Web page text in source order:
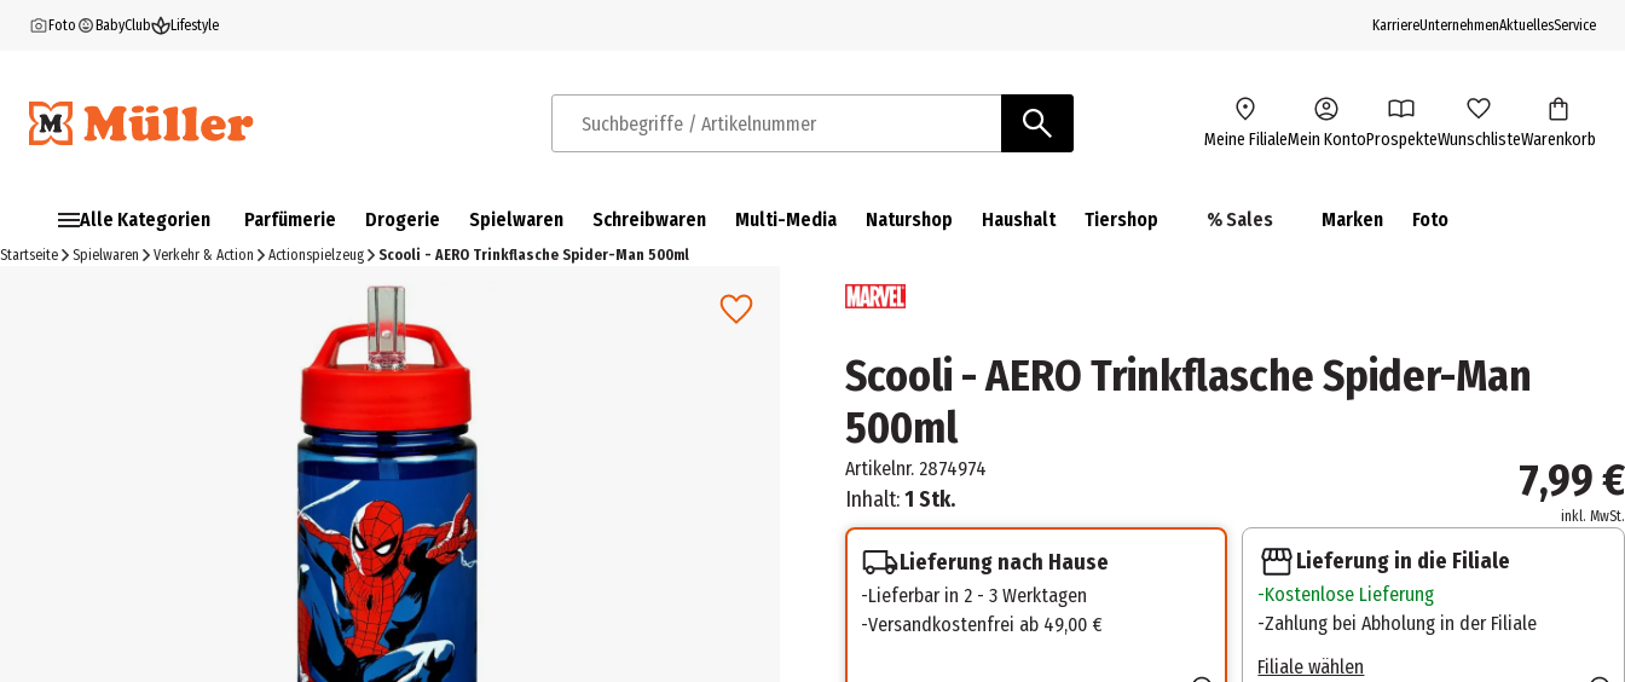
Foto BabyClub Lifestyle KarriereUnternehmenAktuellesService
Suchbegriffe / Artikelnummer Meine FilialeMein KontoProspekteWunschlisteWarenkorb
Alle Kategorien Parfümerie Drogerie Spielwaren Schreibwaren Multi-Media Naturshop Haushalt Tiershop % Sales Marken Foto
Startseite Spielwaren Verkehr & Action Actionspielzeug Scooli - AERO Trinkflasche Spider-Man 500ml
Scooli - AERO Trinkflasche Spider-Man
500ml
Artikelnr. 2874974
Inhalt:1 Stk. 7,99 €
inkl. MwSt.
Lieferung nach Hause
Lieferbar in 2 - 3 Werktagen
Versandkostenfrei ab 49,00 €
Lieferung in die Filiale
Kostenlose Lieferung
Zahlung bei Abholung in der Filiale
Filiale wählen